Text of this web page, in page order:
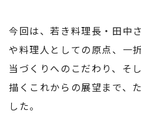
今回は、若き料理長・田中
や料理人としての原点、一
当づくりへのこだわり、そ
描くこれからの展望まで、
した。